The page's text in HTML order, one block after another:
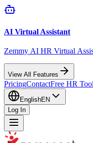
AI Virtual Assistant
Zemmy AI HR Virtual
View All Features
PricingContactFree HR
EnglishEN
Log In